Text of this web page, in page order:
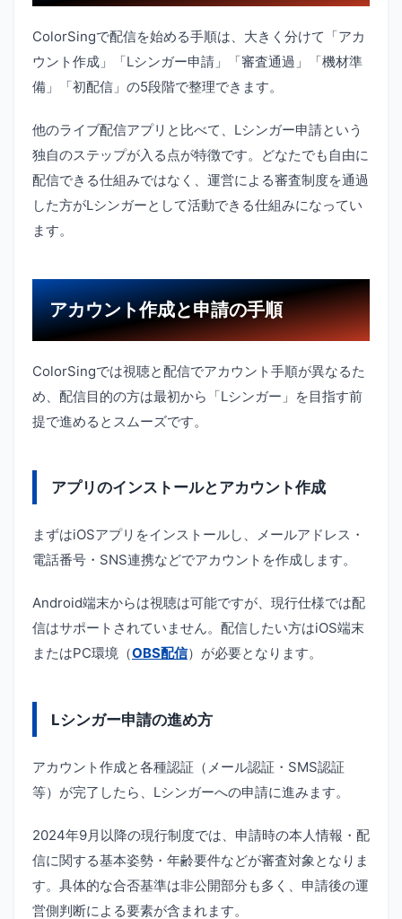
ColorSingで配信を始める手順は、大きく分けて「アカ
ウント作成」「Lシンガー申請」「審査通過」「機材準
備」「初配信」の5段階で整理できます。
他のライブ配信アプリと比べて、Lシンガー申請という
独自のステップが入る点が特徴です。どなたでも自由に
配信できる仕組みではなく、運営による審査制度を通過
した方がLシンガーとして活動できる仕組みになってい
ます。
アカウント作成と申請の手順
ColorSingでは視聴と配信でアカウント手順が異なるた
め、配信目的の方は最初から「Lシンガー」を目指す前
提で進めるとスムーズです。
アプリのインストールとアカウント作成
まずはiOSアプリをインストールし、メールアドレス・
電話番号・SNS連携などでアカウントを作成します。
Android端末からは視聴は可能ですが、現行仕様では配
信はサポートされていません。配信したい方はiOS端末
またはPC環境（OBS配信）が必要となります。
Lシンガー申請の進め方
アカウント作成と各種認証（メール認証・SMS認証
等）が完了したら、Lシンガーへの申請に進みます。
2024年9月以降の現行制度では、申請時の本人情報・配
信に関する基本姿勢・年齢要件などが審査対象となりま
す。具体的な合否基準は非公開部分も多く、申請後の運
営側判断による要素が含まれます。